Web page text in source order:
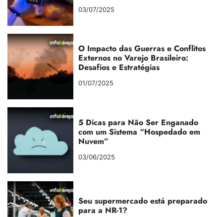
03/07/2025
O Impacto das Guerras e Conflitos
Externos no Varejo Brasileiro:
Desafios e Estratégias
01/07/2025
5 Dicas para Não Ser Enganado
com um Sistema “Hospedado em
Nuvem”
03/06/2025
Seu supermercado está preparado
para a NR-1?